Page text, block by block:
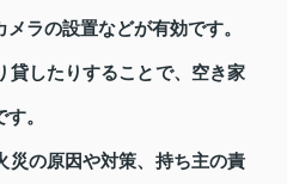
ラの設置などが有効です。
貸したりすることで、空き家
。
災の原因や対策、持ち主の責